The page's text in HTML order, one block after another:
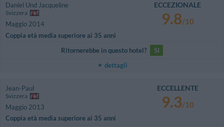
Daniel Und Jacqueline
Svizzera
Maggio 2014
Coppia età media superiore ai 35 anni
ECCEZIONALE
9.8/10
Ritornerebbe in questo hotel?
SI
dettagli
Jean-Paul
Svizzera
Maggio 2013
Coppia età media superiore ai 35 anni
ECCELLENTE
9.3/10